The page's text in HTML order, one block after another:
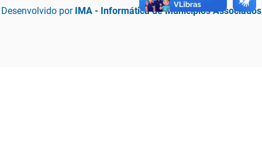
Desenvolvido por IMA - Informática de Municípios Associados